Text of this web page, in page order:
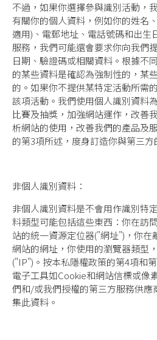
不過，如果你選擇參與識別活動，
有關你的個人資料，例如你的姓名
適用)、電郵地址、電話號碼和出生
服務，我們可能還會要求你向我們
日期、驗證碼或相關資料。根據不
的某些資料是確認為強制性的，某
的。如果你不提供某特定活動所需
該項活動。我們使用個人識別資料
比賽及抽獎，加強網站運作，改善
析網站的使用，改善我們的產品及
的第3項所述，度身訂造你與第三方
非個人識別資料：
非個人識別資料是不會用作識別特
料類型可能包括這些東西：你在訪
站的統一資源定位器("網址")，你在
網站的網址，你使用的瀏覽器類型
("IP")。按本私隱權政策的第4項和
電子工具如Cookie和網站信標或像
們和/或我們授權的第三方服務供應
集此資料。